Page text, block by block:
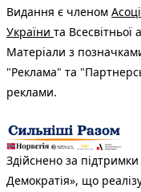
Видання є членом
України та Всесвітньої
Матеріали з
"Реклама" та
реклами.
Здійснено за
Демократія», що